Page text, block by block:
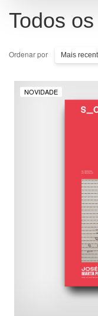
Todos
Ordenar por Mais
NOVIDADE